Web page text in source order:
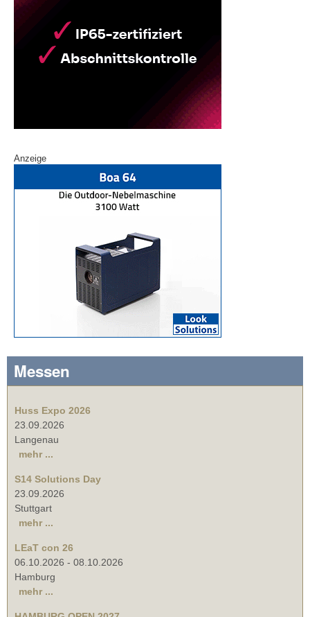
Anzeige
Messen
Huss Expo 2026
23.09.2026
Langenau
mehr ...
S14 Solutions Day
23.09.2026
Stuttgart
mehr ...
LEaT con 26
06.10.2026 - 08.10.2026
Hamburg
mehr ...